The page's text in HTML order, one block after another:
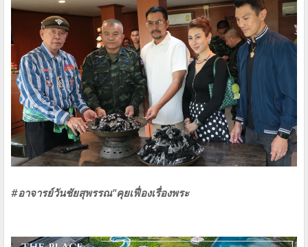
#อาจารย์วันชัยสุพรรณ"คุยเฟื่องเรื่องพระ